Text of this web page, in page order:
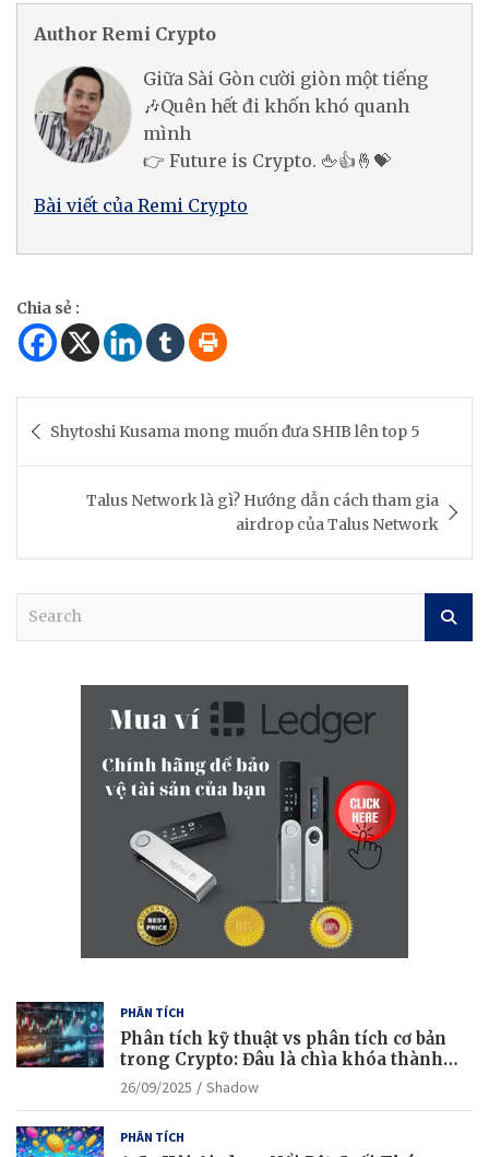
Author Remi Crypto
Giữa Sài Gòn cười giòn một tiếng
🎶Quên hết đi khốn khó quanh
mình
👉 Future is Crypto. 🖕👍🤞💝
Bài viết của Remi Crypto
Chia sẻ :
navigation
Shytoshi Kusama mong muốn đưa SHIB lên top 5
Talus Network là gì? Hướng dẫn cách tham gia
airdrop của Talus Network
PHÂN TÍCH
Phân tích kỹ thuật vs phân tích cơ bản
trong Crypto: Đâu là chìa khóa thành
công?
26/09/2025 Shadow
PHÂN TÍCH